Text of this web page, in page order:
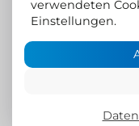
verwendeten
Einstellungen.